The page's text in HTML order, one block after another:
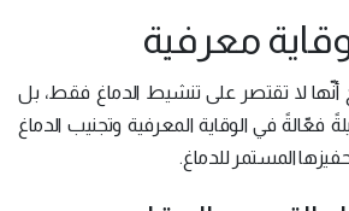
معرفية
أنّها لا تقتصر على تنشيط الدماغ فقط، بل
فعّالةً في الوقاية المعرفية وتجنيب الدماغ
المستمر للدماغ.